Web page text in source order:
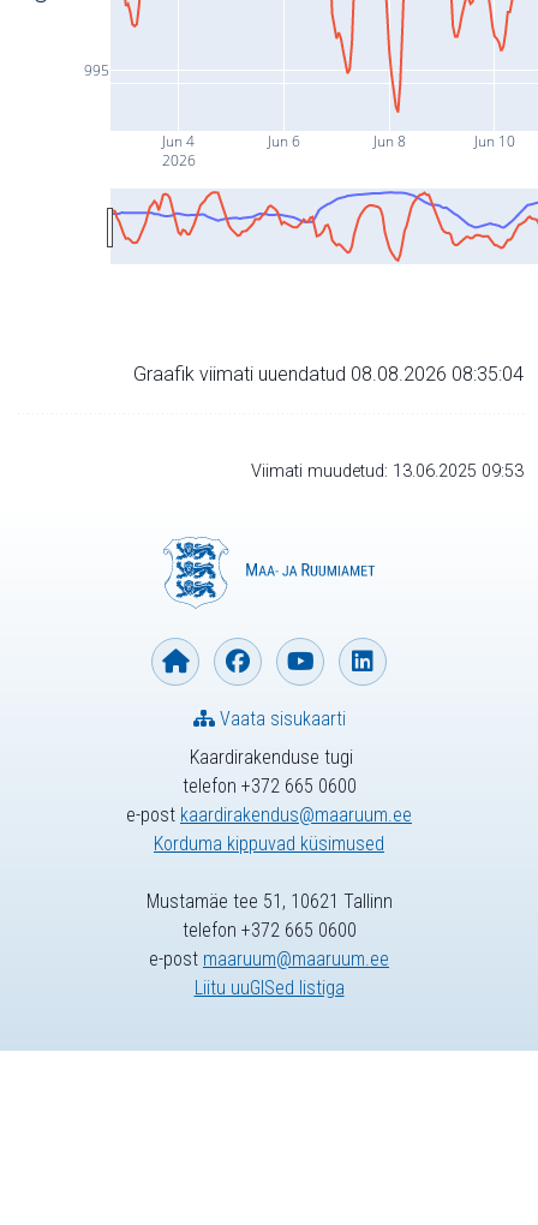
Jun 4
2026
Jun 6 Jun 8 Jun 10
995
Graafik viimati uuendatud 08.08.2026 08:35:04
Viimati muudetud: 13.06.2025 09:53
Kaardirakenduse tugi
telefon +372 665 0600
e-post kaardirakendus@maaruum.ee
Korduma kippuvad küsimused
Vaata sisukaarti
Mustamäe tee 51, 10621 Tallinn
telefon +372 665 0600
e-post maaruum@maaruum.ee
Liitu uuGISed listiga